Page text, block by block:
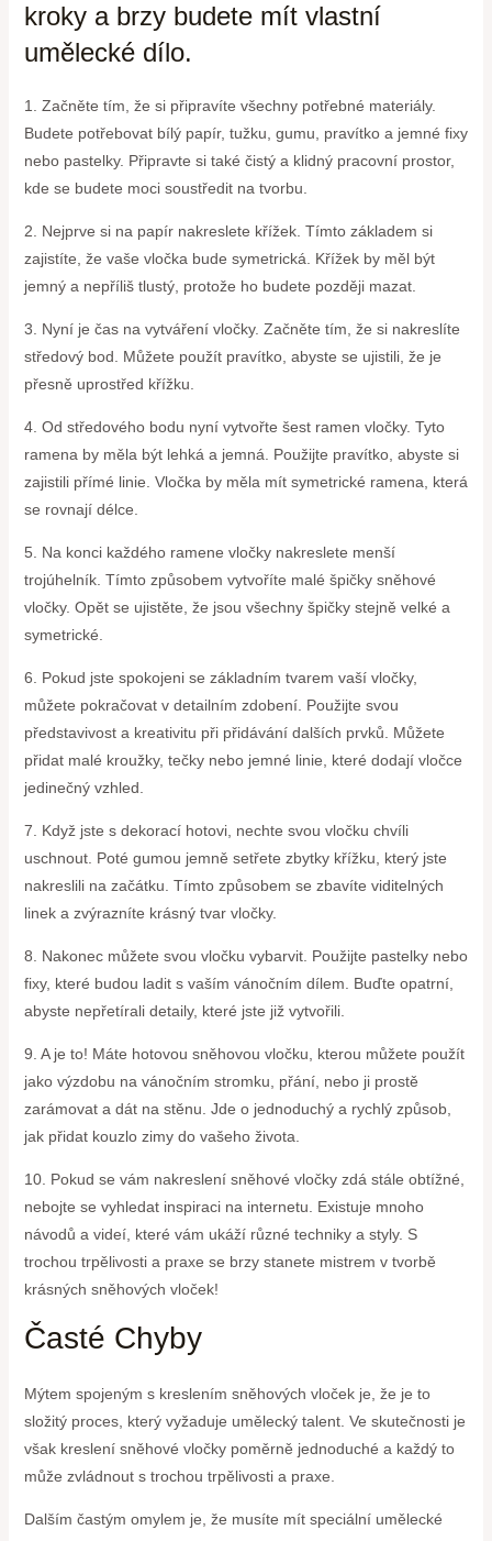
kroky a brzy budete mít vlastní
umělecké dílo.
1. Začněte tím, že si připravíte všechny potřebné materiály.
Budete potřebovat bílý papír, tužku, gumu, pravítko a jemné fixy
nebo pastelky. Připravte si také čistý a klidný pracovní prostor,
kde se budete moci soustředit na tvorbu.
2. Nejprve si na papír nakreslete křížek. Tímto základem si
zajistíte, že vaše vločka bude symetrická. Křížek by měl být
jemný a nepříliš tlustý, protože ho budete později mazat.
3. Nyní je čas na vytváření vločky. Začněte tím, že si nakreslíte
středový bod. Můžete použít pravítko, abyste se ujistili, že je
přesně uprostřed křížku.
4. Od středového bodu nyní vytvořte šest ramen vločky. Tyto
ramena by měla být lehká a jemná. Použijte pravítko, abyste si
zajistili přímé linie. Vločka by měla mít symetrické ramena, která
se rovnají délce.
5. Na konci každého ramene vločky nakreslete menší
trojúhelník. Tímto způsobem vytvoříte malé špičky sněhové
vločky. Opět se ujistěte, že jsou všechny špičky stejně velké a
symetrické.
6. Pokud jste spokojeni se základním tvarem vaší vločky,
můžete pokračovat v detailním zdobení. Použijte svou
představivost a kreativitu při přidávání dalších prvků. Můžete
přidat malé kroužky, tečky nebo jemné linie, které dodají vločce
jedinečný vzhled.
7. Když jste s dekorací hotovi, nechte svou vločku chvíli
uschnout. Poté gumou jemně setřete zbytky křížku, který jste
nakreslili na začátku. Tímto způsobem se zbavíte viditelných
linek a zvýrazníte krásný tvar vločky.
8. Nakonec můžete svou vločku vybarvit. Použijte pastelky nebo
fixy, které budou ladit s vaším vánočním dílem. Buďte opatrní,
abyste nepřetírali detaily, které jste již vytvořili.
9. A je to! Máte hotovou sněhovou vločku, kterou můžete použít
jako výzdobu na vánočním stromku, přání, nebo ji prostě
zarámovat a dát na stěnu. Jde o jednoduchý a rychlý způsob,
jak přidat kouzlo zimy do vašeho života.
10. Pokud se vám nakreslení sněhové vločky zdá stále obtížné,
nebojte se vyhledat inspiraci na internetu. Existuje mnoho
návodů a videí, které vám ukáží různé techniky a styly. S
trochou trpělivosti a praxe se brzy stanete mistrem v tvorbě
krásných sněhových vloček!
Časté Chyby
Mýtem spojeným s kreslením sněhových vloček je, že je to
složitý proces, který vyžaduje umělecký talent. Ve skutečnosti je
však kreslení sněhové vločky poměrně jednoduché a každý to
může zvládnout s trochou trpělivosti a praxe.
Dalším častým omylem je, že musíte mít speciální umělecké